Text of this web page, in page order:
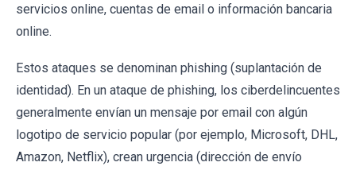
servicios online, cuentas de email o información bancaria
online.
Estos ataques se denominan phishing (suplantación de
identidad). En un ataque de phishing, los ciberdelincuentes
generalmente envían un mensaje por email con algún
logotipo de servicio popular (por ejemplo, Microsoft, DHL,
Amazon, Netflix), crean urgencia (dirección de envío